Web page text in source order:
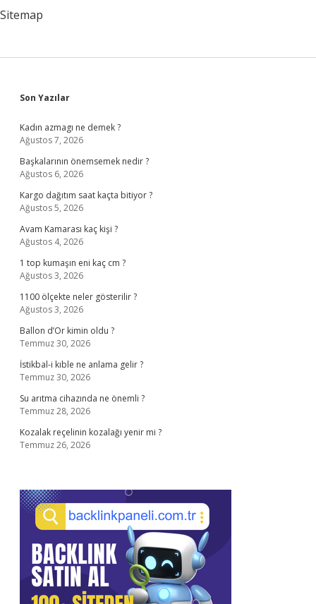
Sitemap
Sidebar
Son Yazılar
Kadın azmagı ne demek ?
Ağustos 7, 2026
Başkalarının önemsemek nedir ?
Ağustos 6, 2026
Kargo dağıtım saat kaçta bitiyor ?
Ağustos 5, 2026
Avam Kamarası kaç kişi ?
Ağustos 4, 2026
1 top kumaşın eni kaç cm ?
Ağustos 3, 2026
1100 ölçekte neler gösterilir ?
Ağustos 3, 2026
Ballon d’Or kimin oldu ?
Temmuz 30, 2026
İstikbal-i kıble ne anlama gelir ?
Temmuz 30, 2026
Su arıtma cihazında ne önemli ?
Temmuz 28, 2026
Kozalak reçelinin kozalağı yenir mi ?
Temmuz 26, 2026